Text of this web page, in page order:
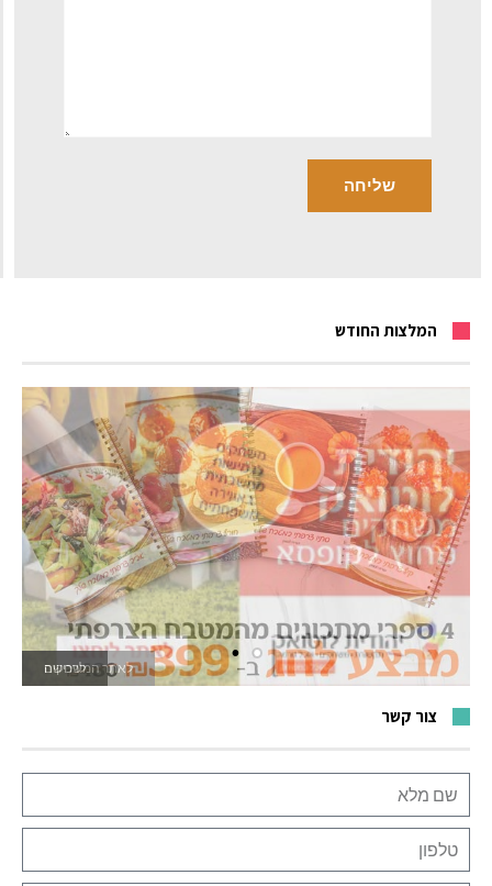
המלצות החודש
לאתר המשחקים
צור קשר